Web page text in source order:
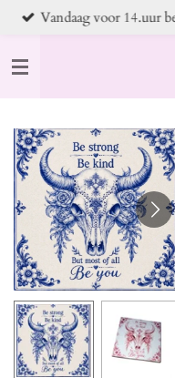
Ga
naar
de
hoofdinhoud
Vandaag voor 14.uur